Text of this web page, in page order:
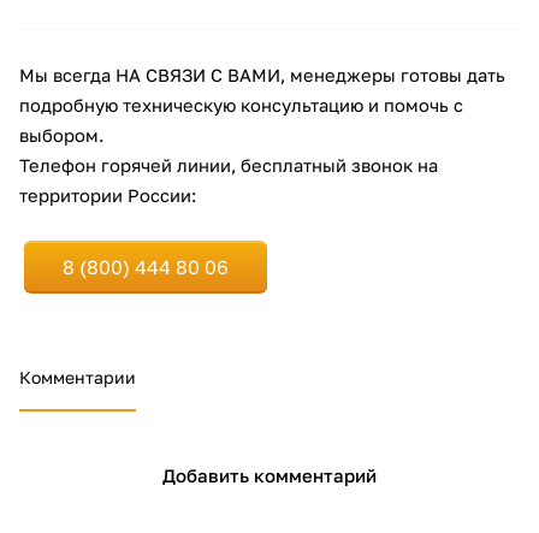
Мы всегда НА СВЯЗИ С ВАМИ, менеджеры готовы дать
подробную техническую консультацию и помочь с
выбором.
Телефон горячей линии, бесплатный звонок на
территории России:
8 (800) 444 80 06
Комментарии
Добавить комментарий